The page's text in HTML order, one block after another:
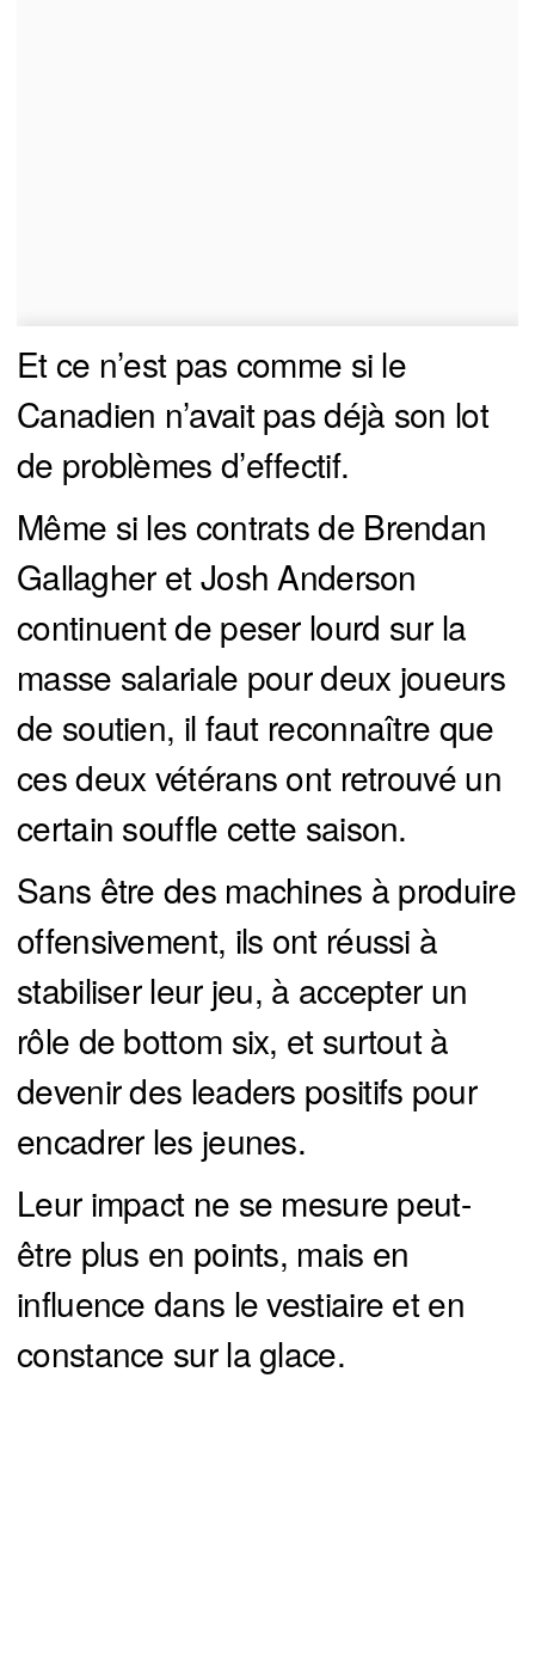
Et ce n’est pas comme si le
Canadien n’avait pas déjà son lot
de problèmes d’effectif.
Même si les contrats de Brendan
Gallagher et Josh Anderson
continuent de peser lourd sur la
masse salariale pour deux joueurs
de soutien, il faut reconnaître que
ces deux vétérans ont retrouvé un
certain souffle cette saison.
Sans être des machines à produire
offensivement, ils ont réussi à
stabiliser leur jeu, à accepter un
rôle de bottom six, et surtout à
devenir des leaders positifs pour
encadrer les jeunes.
Leur impact ne se mesure peut-
être plus en points, mais en
influence dans le vestiaire et en
constance sur la glace.